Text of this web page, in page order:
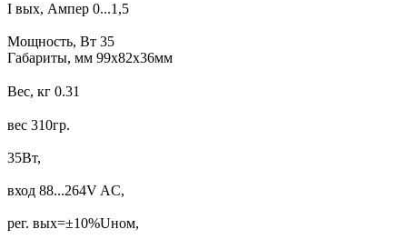
I вых, Ампер 0...1,5
Мощность, Вт 35
Габариты, мм 99х82х36мм
Вес, кг 0.31
вес 310гр.
35Вт,
вход 88...264V AC,
рег. вых=±10%Uном,